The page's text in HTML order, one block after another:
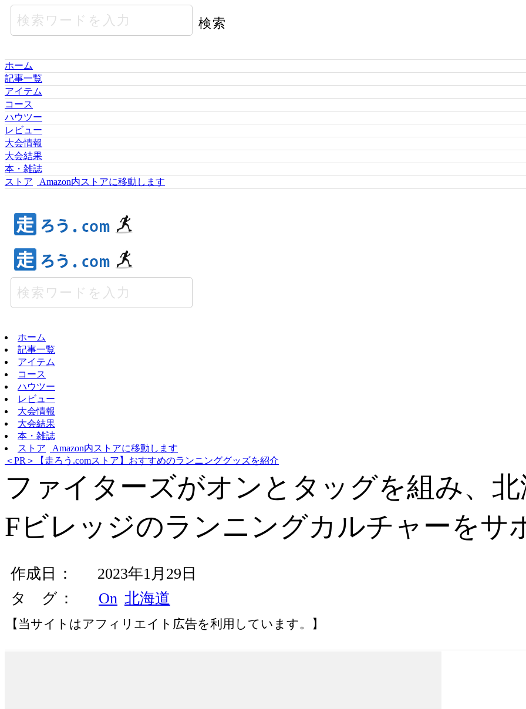
ホーム
記事一覧
アイテム
コース
ハウツー
レビュー
大会情報
大会結果
本・雑誌
ストア
Amazon内ストアに移動します
ホーム
記事一覧
アイテム
コース
ハウツー
レビュー
大会情報
大会結果
本・雑誌
ストア
Amazon内ストアに移動します
＜PR＞【走ろう.comストア】おすすめのランニンググッズを紹介
ファイターズがオンとタッグを組み、
Fビレッジのランニングカルチャーをサ
作成日
2023年1月29日
タ グ
On 北海道
【当サイトはアフィリエイト広告を利用しています。】